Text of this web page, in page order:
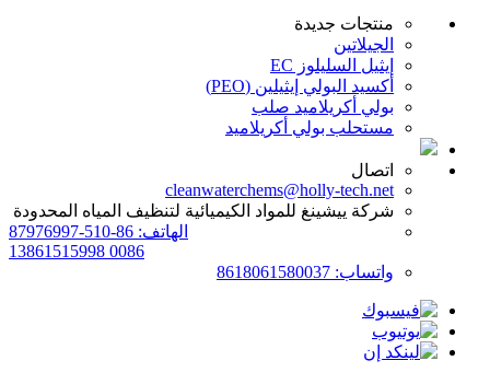
منتجات جديدة
الجيلاتين
إيثيل السليلوز EC
أكسيد البولي إيثيلين (PEO)
بولي أكريلاميد صلب
مستحلب بولي أكريلاميد
اتصال
cleanwaterchems@holly-tech.net
شركة ييشينغ للمواد الكيميائية لتنظيف المياه المحدودة
الهاتف: 86-510-87976997
0086 13861515998
واتساب: 8618061580037